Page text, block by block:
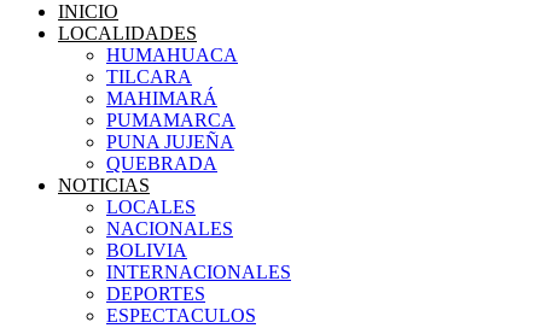
INICIO
LOCALIDADES
HUMAHUACA
TILCARA
MAHIMARÁ
PUMAMARCA
PUNA JUJEÑA
QUEBRADA
NOTICIAS
LOCALES
NACIONALES
BOLIVIA
INTERNACIONALES
DEPORTES
ESPECTACULOS